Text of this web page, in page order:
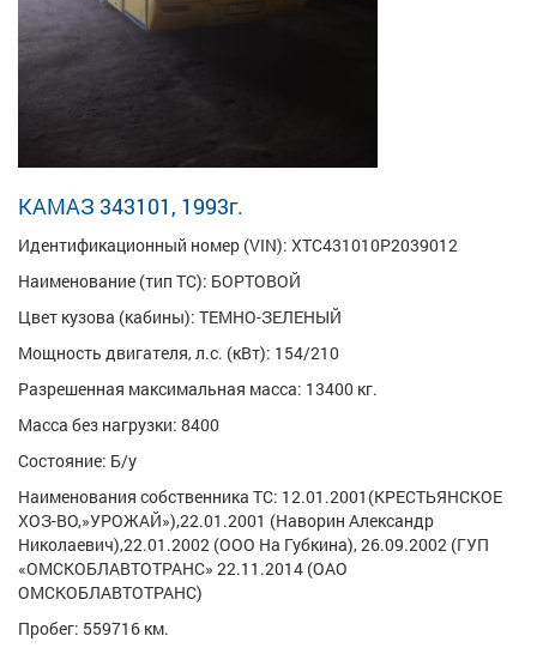
КАМАЗ 343101, 1993г.
Идентификационный номер (VIN): XTC431010P2039012
Наименование (тип ТС): БОРТОВОЙ
Цвет кузова (кабины): ТЕМНО-ЗЕЛЕНЫЙ
Мощность двигателя, л.с. (кВт): 154/210
Разрешенная максимальная масса: 13400 кг.
Масса без нагрузки: 8400
Состояние: Б/у
Наименования собственника ТС: 12.01.2001(КРЕСТЬЯНСКОЕ
ХОЗ-ВО,»УРОЖАЙ»),22.01.2001 (Наворин Александр
Николаевич),22.01.2002 (ООО На Губкина), 26.09.2002 (ГУП
«ОМСКОБЛАВТОТРАНС» 22.11.2014 (ОАО
ОМСКОБЛАВТОТРАНС)
Пробег: 559716 км.